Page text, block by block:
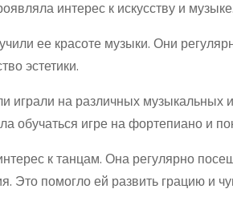
интерес к искусству и музыке.
ее красоте музыки. Они
эстетики.
играли на различных музыкальных
обучаться игре на фортепиано и
к танцам. Она регулярно
помогло ей развить грацию и